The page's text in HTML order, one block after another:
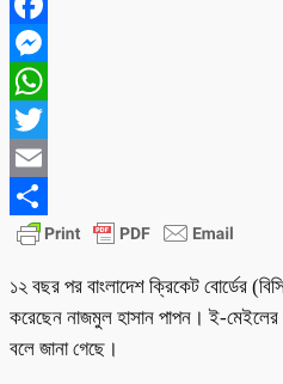
Facebook
Messenger
WhatsApp
Twitter
Email
Share
১২ বছর পর বাংলাদেশ ক্রিকেট বোর্ডের
করেছেন নাজমুল হাসান পাপন। ই-মেইলের
বলে জানা গেছে।